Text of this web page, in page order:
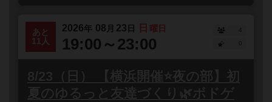
あと
11人
2026年 08 月 23 日 日 曜日
19:00～23:00
4
8/23（日） 【横浜開催⭐️夜の部】初
夏のゆるっと友達づくり🌿ボドゲ